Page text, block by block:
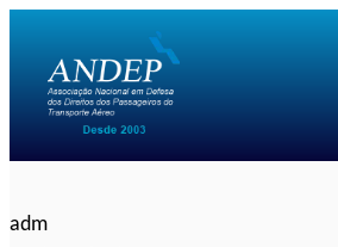
conteúdo
adm